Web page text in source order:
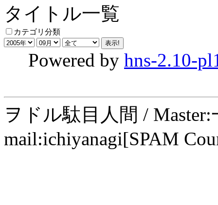
タイトル一覧
カテゴリ分類
Powered by hns-2.10-
ヲドル駄目人間 /
mail:ichiyanagi[SPAM